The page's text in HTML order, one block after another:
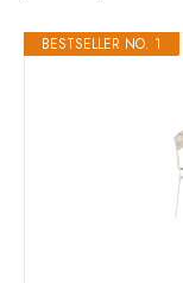
BESTSELLER NO. 1